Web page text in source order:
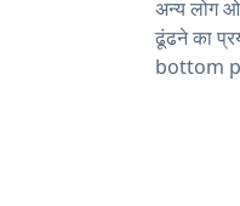
अन्य लोग
ढूंढने का
bottom